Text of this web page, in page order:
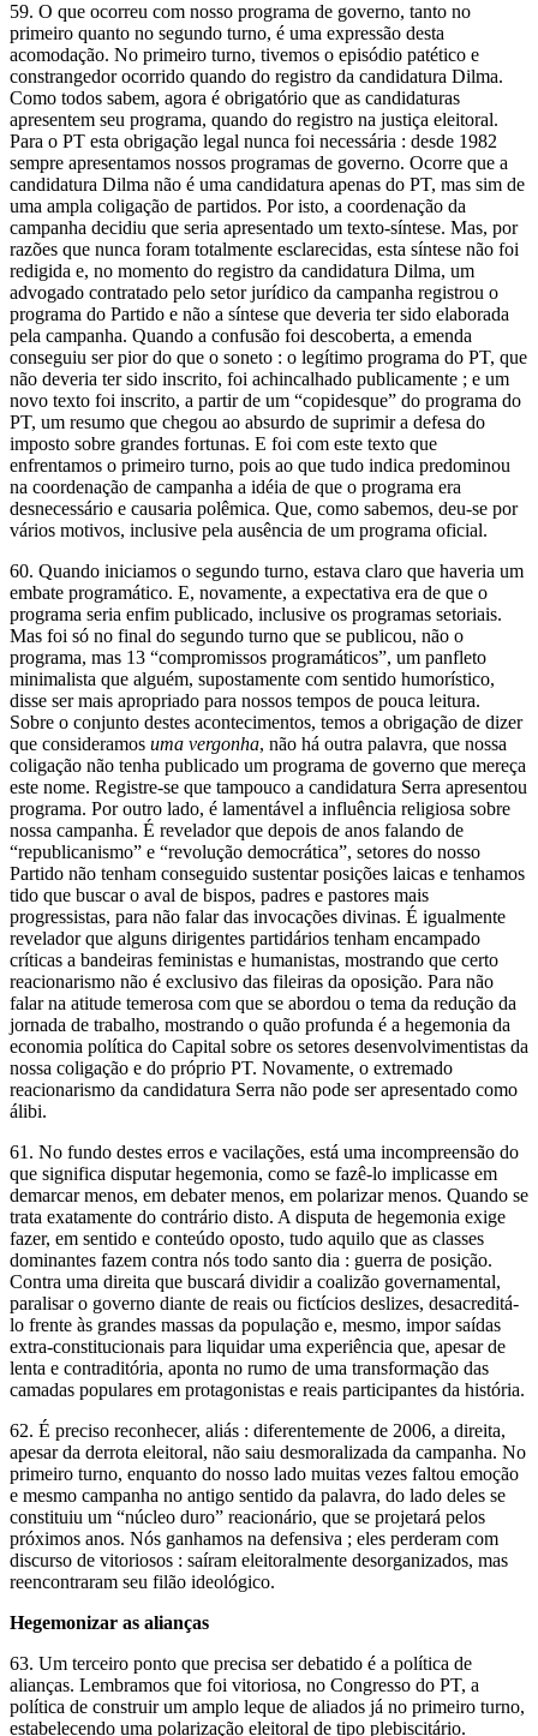
59. O que ocorreu com nosso programa de governo, tanto no
primeiro quanto no segundo turno, é uma expressão desta
acomodação. No primeiro turno, tivemos o episódio patético e
constrangedor ocorrido quando do registro da candidatura Dilma.
Como todos sabem, agora é obrigatório que as candidaturas
apresentem seu programa, quando do registro na justiça eleitoral.
Para o PT esta obrigação legal nunca foi necessária : desde 1982
sempre apresentamos nossos programas de governo. Ocorre que a
candidatura Dilma não é uma candidatura apenas do PT, mas sim de
uma ampla coligação de partidos. Por isto, a coordenação da
campanha decidiu que seria apresentado um texto-síntese. Mas, por
razões que nunca foram totalmente esclarecidas, esta síntese não foi
redigida e, no momento do registro da candidatura Dilma, um
advogado contratado pelo setor jurídico da campanha registrou o
programa do Partido e não a síntese que deveria ter sido elaborada
pela campanha. Quando a confusão foi descoberta, a emenda
conseguiu ser pior do que o soneto : o legítimo programa do PT, que
não deveria ter sido inscrito, foi achincalhado publicamente ; e um
novo texto foi inscrito, a partir de um “copidesque” do programa do
PT, um resumo que chegou ao absurdo de suprimir a defesa do
imposto sobre grandes fortunas. E foi com este texto que
enfrentamos o primeiro turno, pois ao que tudo indica predominou
na coordenação de campanha a idéia de que o programa era
desnecessário e causaria polêmica. Que, como sabemos, deu-se por
vários motivos, inclusive pela ausência de um programa oficial.
60. Quando iniciamos o segundo turno, estava claro que haveria um
embate programático. E, novamente, a expectativa era de que o
programa seria enfim publicado, inclusive os programas setoriais.
Mas foi só no final do segundo turno que se publicou, não o
programa, mas 13 “compromissos programáticos”, um panfleto
minimalista que alguém, supostamente com sentido humorístico,
disse ser mais apropriado para nossos tempos de pouca leitura.
Sobre o conjunto destes acontecimentos, temos a obrigação de dizer
que consideramos uma vergonha, não há outra palavra, que nossa
coligação não tenha publicado um programa de governo que mereça
este nome. Registre-se que tampouco a candidatura Serra apresentou
programa. Por outro lado, é lamentável a influência religiosa sobre
nossa campanha. É revelador que depois de anos falando de
“republicanismo” e “revolução democrática”, setores do nosso
Partido não tenham conseguido sustentar posições laicas e tenhamos
tido que buscar o aval de bispos, padres e pastores mais
progressistas, para não falar das invocações divinas. É igualmente
revelador que alguns dirigentes partidários tenham encampado
críticas a bandeiras feministas e humanistas, mostrando que certo
reacionarismo não é exclusivo das fileiras da oposição. Para não
falar na atitude temerosa com que se abordou o tema da redução da
jornada de trabalho, mostrando o quão profunda é a hegemonia da
economia política do Capital sobre os setores desenvolvimentistas da
nossa coligação e do próprio PT. Novamente, o extremado
reacionarismo da candidatura Serra não pode ser apresentado como
álibi.
61. No fundo destes erros e vacilações, está uma incompreensão do
que significa disputar hegemonia, como se fazê-lo implicasse em
demarcar menos, em debater menos, em polarizar menos. Quando se
trata exatamente do contrário disto. A disputa de hegemonia exige
fazer, em sentido e conteúdo oposto, tudo aquilo que as classes
dominantes fazem contra nós todo santo dia : guerra de posição.
Contra uma direita que buscará dividir a coalizão governamental,
paralisar o governo diante de reais ou fictícios deslizes, desacreditá-
lo frente às grandes massas da população e, mesmo, impor saídas
extra-constitucionais para liquidar uma experiência que, apesar de
lenta e contraditória, aponta no rumo de uma transformação das
camadas populares em protagonistas e reais participantes da história.
62. É preciso reconhecer, aliás : diferentemente de 2006, a direita,
apesar da derrota eleitoral, não saiu desmoralizada da campanha. No
primeiro turno, enquanto do nosso lado muitas vezes faltou emoção
e mesmo campanha no antigo sentido da palavra, do lado deles se
constituiu um “núcleo duro” reacionário, que se projetará pelos
próximos anos. Nós ganhamos na defensiva ; eles perderam com
discurso de vitoriosos : saíram eleitoralmente desorganizados, mas
reencontraram seu filão ideológico.
Hegemonizar as alianças
63. Um terceiro ponto que precisa ser debatido é a política de
alianças. Lembramos que foi vitoriosa, no Congresso do PT, a
política de construir um amplo leque de aliados já no primeiro turno,
estabelecendo uma polarização eleitoral de tipo plebiscitário.